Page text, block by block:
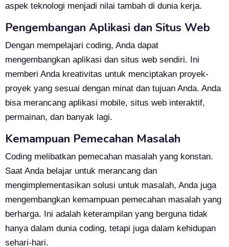
aspek teknologi menjadi nilai tambah di dunia kerja.
Pengembangan Aplikasi dan Situs Web
Dengan mempelajari coding, Anda dapat
mengembangkan aplikasi dan situs web sendiri. Ini
memberi Anda kreativitas untuk menciptakan proyek-
proyek yang sesuai dengan minat dan tujuan Anda. Anda
bisa merancang aplikasi mobile, situs web interaktif,
permainan, dan banyak lagi.
Kemampuan Pemecahan Masalah
Coding melibatkan pemecahan masalah yang konstan.
Saat Anda belajar untuk merancang dan
mengimplementasikan solusi untuk masalah, Anda juga
mengembangkan kemampuan pemecahan masalah yang
berharga. Ini adalah keterampilan yang berguna tidak
hanya dalam dunia coding, tetapi juga dalam kehidupan
sehari-hari.